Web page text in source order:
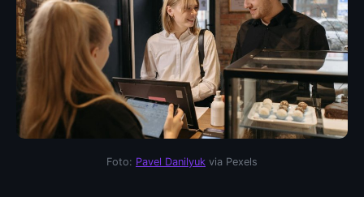
Foto: Pavel Danilyuk via Pexels